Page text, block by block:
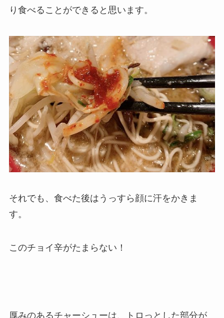
り食べることができると思います。
それでも、食べた後はうっすら顔に汗をかきま
す。
このチョイ辛がたまらない！
厚みのあるチャーシューは、トロっとした部分が